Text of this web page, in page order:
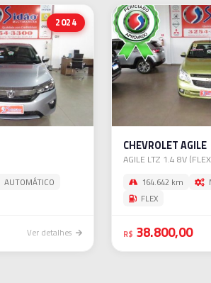
2024
AUTOMÁTICO
Ver detalhes
CHEVROLET AGILE
AGILE LTZ 1.4 8V
164.642 km
FLEX
R$ 38.800,00